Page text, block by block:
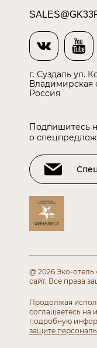
г. Суздаль ул.
Владимирская
Россия
Подпишитесь
о
@ 2026 Эко-
сайт. Все права
Продолжая
соглашаетесь на
подробную
защите